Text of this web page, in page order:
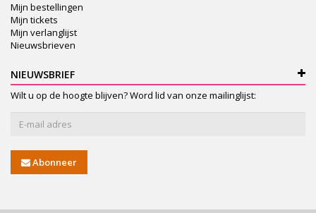
Mijn bestellingen
Mijn tickets
Mijn verlanglijst
Nieuwsbrieven
NIEUWSBRIEF
Wilt u op de hoogte blijven? Word lid van onze mailinglijst:
Abonneer